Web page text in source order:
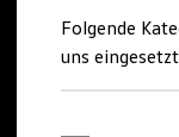
ONE
Folgende
uns